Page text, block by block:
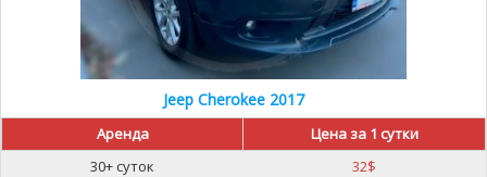
Jeep Cherokee 2017
Аренда
Цена за 1 сутки
30+ суток
32$